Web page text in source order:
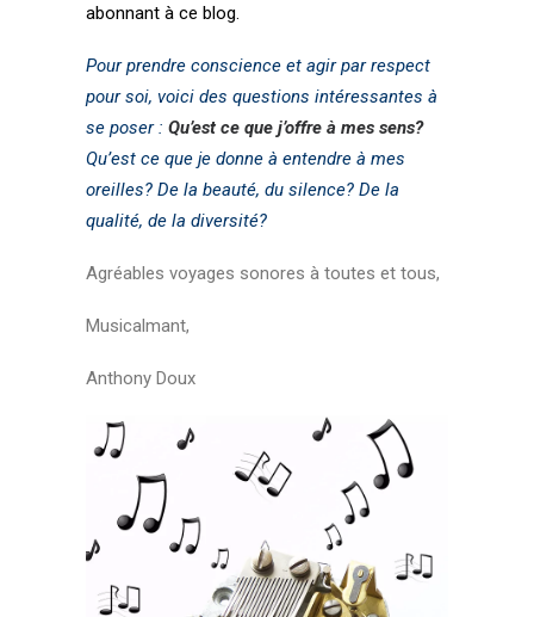
abonnant à ce blog.
Pour prendre conscience et agir par respect
pour soi, voici des questions intéressantes à
se poser : Qu’est ce que j’offre à mes sens?
Qu’est ce que je donne à entendre à mes
oreilles? De la beauté, du silence? De la
qualité, de la diversité?
Agréables voyages sonores à toutes et tous,
Musicalmant,
Anthony Doux